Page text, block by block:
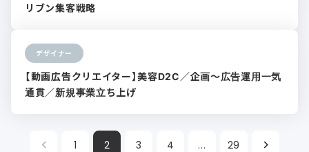
リブン集客戦略
デザイナー
【動画広告クリエイター】美容D2C／企画〜広告運用一気
通貫／新規事業立ち上げ
1 2 3 4 ... 29